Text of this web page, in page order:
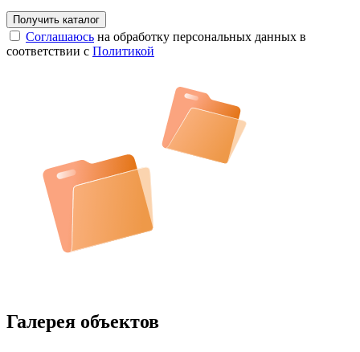
Соглашаюсь на обработку персональных данных в
соответствии с Политикой
Галерея объектов